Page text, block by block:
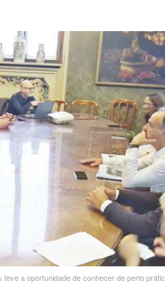
a oportunidade de conhecer de perto